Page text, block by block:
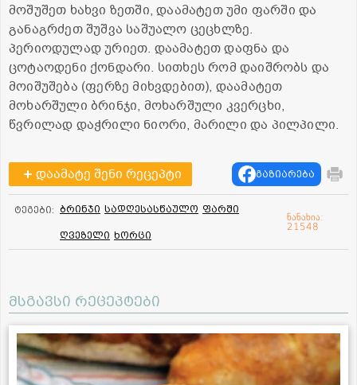
მოშუშეთ ხახვი ზეთში, დაამატეთ უმი ფარში და
განაგრძეთ შუშვა საშუალო ცეცხლზე.
პერიოდულად ურიეთ. დაამატეთ დაფნა და
ცოტაოდენი ქონდარი. სითხეს რომ დაიშრობს და
მოიშუშება (ფერზე მიხვდებით), დაამატეთ
მოხარშული ბრინჯი, მოხარშული კვერცხი,
წვრილად დაჭრილი ნიორი, მარილი და პილპილი.
დაამატე შენი რეცეპტი გაზიარება
ტეგები: ბრინჯი სადღესასწაულო ფარში
ღვეზელი ხორცი
ნანახია:
21548
მსგავსი რეცეპტები